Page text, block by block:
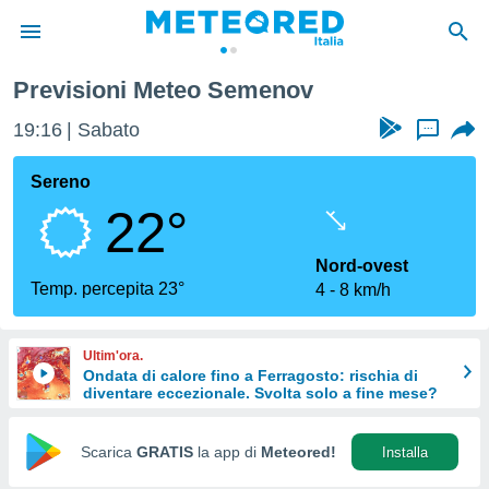
di
per
le
di
Web
Previsioni Meteo Semenov
19:16 Sabato ...
Sereno
22°
Temp. percepita 23°
Nord-ovest
4
8 km/h
Ultim'ora.
Ondata di calore fino a Ferragosto: rischia di
diventare eccezionale. Svolta solo a fine mese?
Scarica GRATIS la app di Meteored! Installa